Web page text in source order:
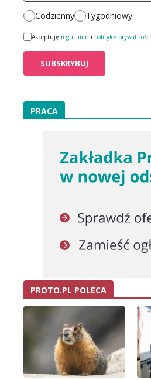
Codzienny Tygodniowy
Akceptuję regulamin i politykę prywatności
PRACA
PROTO.PL POLECA